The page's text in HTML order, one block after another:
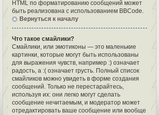
HTML по форматированию сообщений может
быть реализована с использованием BBCode.
Вернуться к началу
Что такое смайлики?
Смайлики, или эмотиконы — это маленькие
картинки, которые могут быть использованы
для выражения чувств, например :) означает
радость, а :( означает грусть. Полный список
смайликов можно увидеть в форме создания
сообщений. Только не перестарайтесь,
используя их: они легко могут сделать
сообщение нечитаемым, и модератор может
отредактировать ваше сообщение или вообще